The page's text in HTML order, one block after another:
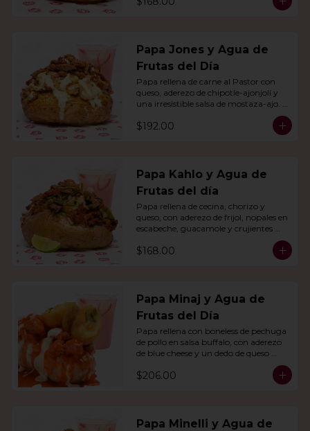
Papa Jones y Agua de
Frutas del Día
Papa rellena de carne al Pastor con
queso, aderezo de chipotle-ajonjolí y
una irresistible salsa de mostaza-ajo.
$192.00
Papa Kahlo y Agua de
Frutas del día
Papa rellena de cecina, chorizo y
queso, con aderezo de frijol, nopales en
escabeche, guacamole y crujientes
$168.00
Papa Minaj y Agua de
Frutas del Día
Papa rellena con boneless de pechuga
de pollo en salsa buffalo, con aderezo
de blue cheese y un dedo de queso
relleno de jalapeño. Con agua del día.
$206.00
Papa Minelli y Agua de